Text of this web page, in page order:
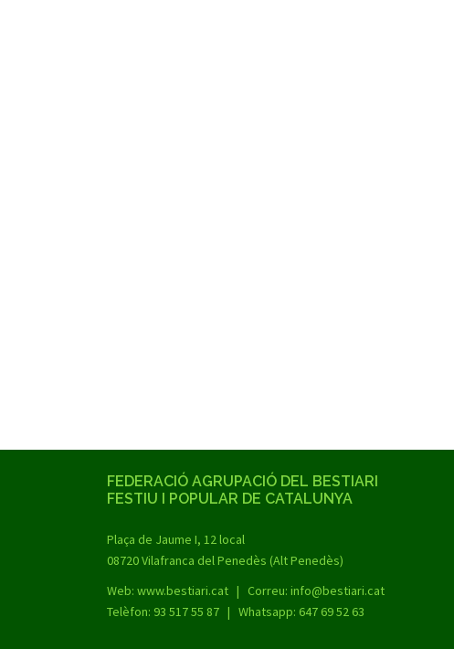
FEDERACIÓ AGRUPACIÓ DEL BESTIARI
FESTIU I POPULAR DE CATALUNYA
Plaça de Jaume I, 12 local
08720 Vilafranca del Penedès (Alt Penedès)
Web: www.bestiari.cat | Correu: info@bestiari.cat
Telèfon: 93 517 55 87 | Whatsapp: 647 69 52 63